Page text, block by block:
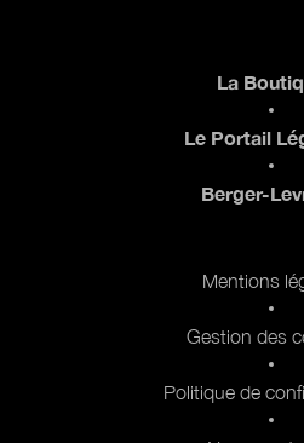
La
Le Portail
Berger-
Mentions
Gestion des
Politique de